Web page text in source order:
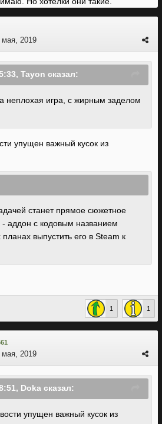
мая, 2019
Tayon сказал:
неплохая игра, с жирным заделом
упущен важный кусок из
станет прямое сюжетное
аддон с кодовым названием
выпустить его в Steam к
1 1
мая, 2019
Doka сказал:
упущен важный кусок из